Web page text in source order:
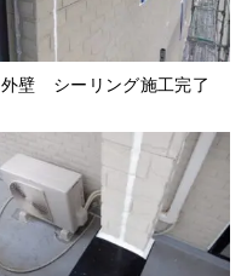
外壁 シーリング施工完了